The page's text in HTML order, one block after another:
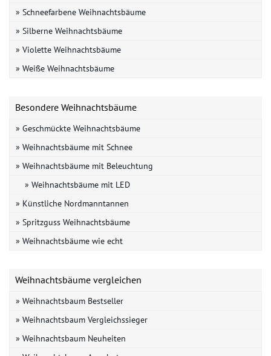
» Schneefarbene Weihnachtsbäume
» Silberne Weihnachtsbäume
» Violette Weihnachtsbäume
» Weiße Weihnachtsbäume
Besondere Weihnachtsbäume
» Geschmückte Weihnachtsbäume
» Weihnachtsbäume mit Schnee
» Weihnachtsbäume mit Beleuchtung
» Weihnachtsbäume mit LED
» Künstliche Nordmanntannen
» Spritzguss Weihnachtsbäume
» Weihnachtsbäume wie echt
Weihnachtsbäume vergleichen
» Weihnachtsbaum Bestseller
» Weihnachtsbaum Vergleichssieger
» Weihnachtsbaum Neuheiten